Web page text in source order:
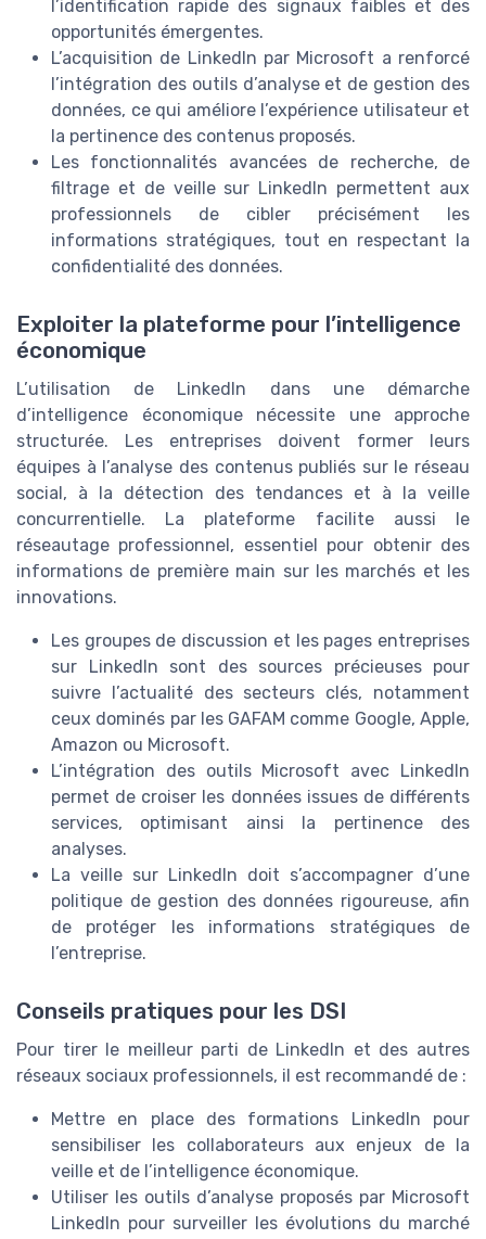
l’identification rapide des signaux faibles et des
opportunités émergentes.
L’acquisition de LinkedIn par Microsoft a renforcé
l’intégration des outils d’analyse et de gestion des
données, ce qui améliore l’expérience utilisateur et
la pertinence des contenus proposés.
Les fonctionnalités avancées de recherche, de
filtrage et de veille sur LinkedIn permettent aux
professionnels de cibler précisément les
informations stratégiques, tout en respectant la
confidentialité des données.
Exploiter la plateforme pour l’intelligence
économique
L’utilisation de LinkedIn dans une démarche
d’intelligence économique nécessite une approche
structurée. Les entreprises doivent former leurs
équipes à l’analyse des contenus publiés sur le réseau
social, à la détection des tendances et à la veille
concurrentielle. La plateforme facilite aussi le
réseautage professionnel, essentiel pour obtenir des
informations de première main sur les marchés et les
innovations.
Les groupes de discussion et les pages entreprises
sur LinkedIn sont des sources précieuses pour
suivre l’actualité des secteurs clés, notamment
ceux dominés par les GAFAM comme Google, Apple,
Amazon ou Microsoft.
L’intégration des outils Microsoft avec LinkedIn
permet de croiser les données issues de différents
services, optimisant ainsi la pertinence des
analyses.
La veille sur LinkedIn doit s’accompagner d’une
politique de gestion des données rigoureuse, afin
de protéger les informations stratégiques de
l’entreprise.
Conseils pratiques pour les DSI
Pour tirer le meilleur parti de LinkedIn et des autres
réseaux sociaux professionnels, il est recommandé de :
Mettre en place des formations LinkedIn pour
sensibiliser les collaborateurs aux enjeux de la
veille et de l’intelligence économique.
Utiliser les outils d’analyse proposés par Microsoft
LinkedIn pour surveiller les évolutions du marché